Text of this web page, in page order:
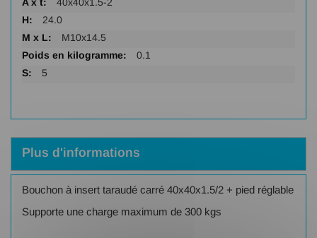
d'infos24.0
M10x14.5
0.1
5
Plus d'informations
Bouchon à insert taraudé carré 40x40x1.5/2 + pied réglable
Supporte une charge maximum de 300 kgs